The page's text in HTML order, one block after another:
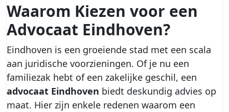
Waarom Kiezen voor een
Advocaat Eindhoven?
Eindhoven is een groeiende stad met een scala
aan juridische voorzieningen. Of je nu een
familiezak hebt of een zakelijke geschil, een
advocaat Eindhoven biedt deskundig advies op
maat. Hier zijn enkele redenen waarom een